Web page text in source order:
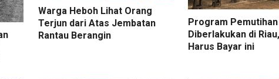
Warga Heboh Lihat Orang
Terjun dari Atas Jembatan
Rantau Berangin
Program Pemutihan
Diberlakukan di
Harus Bayar ini